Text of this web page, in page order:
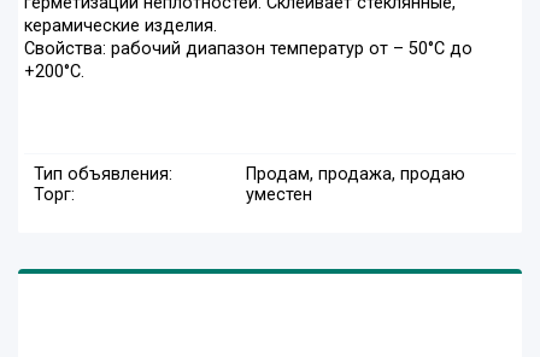
керамические изделия.
Свойства: рабочий диапазон температур от – 50°С до
+200°С.
Тип объявления:
Продам, продажа, продаю
Торг:
уместен